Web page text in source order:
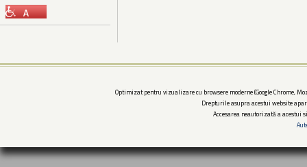
Optimizat pentru vizualizare cu browsere moderne (Google Chrome,
Drepturile asupra acestui website
Accesarea neautorizată a acestui